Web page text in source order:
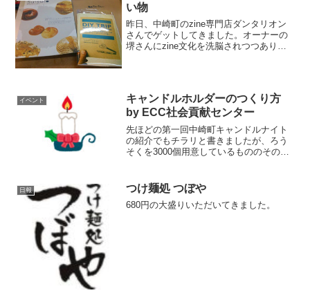
い物
昨日、中崎町のzine専門店ダンタリオン
さんでゲットしてきました。オーナーの
堺さんにzine文化を洗脳されつつあり、
イベント
キャンドルホルダーのつくり方
by ECC社会貢献センター
先ほどの第一回中崎町キャンドルナイト
の紹介でもチラリと書きましたが、ろう
そくを3000個用意しているもののその土
くの方につくっていただこうと考えてい
ます。
日報 つけ麺処 つぼや
680円の大盛りいただいてきました。